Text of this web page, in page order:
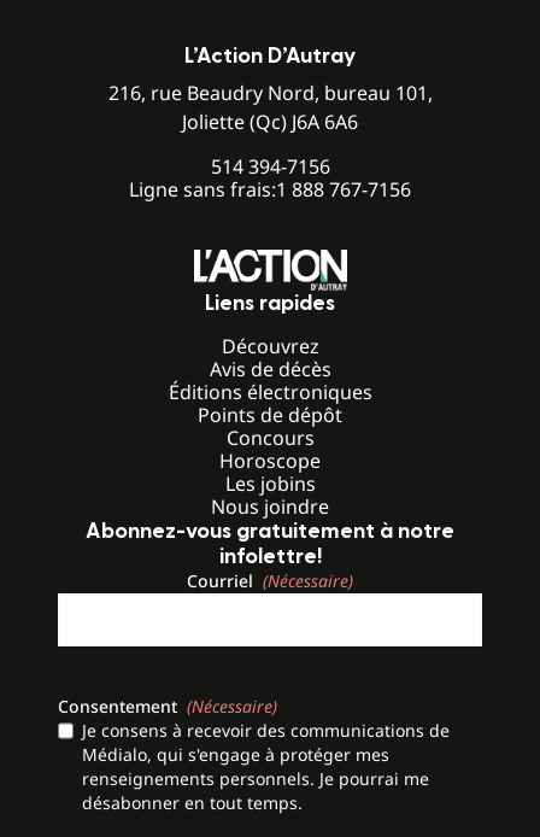
L’Action D’Autray
216, rue Beaudry Nord, bureau 101,
Joliette (Qc) J6A 6A6
514 394-7156
Ligne sans frais:1 888 767-7156
Liens rapides
Découvrez
Avis de décès
Éditions électroniques
Points de dépôt
Concours
Horoscope
Les jobins
Nous joindre
Abonnez-vous gratuitement à notre
infolettre!
Courriel (Nécessaire)
Consentement (Nécessaire)
Je consens à recevoir des communications de
Médialo, qui s'engage à protéger mes
renseignements personnels. Je pourrai me
désabonner en tout temps.